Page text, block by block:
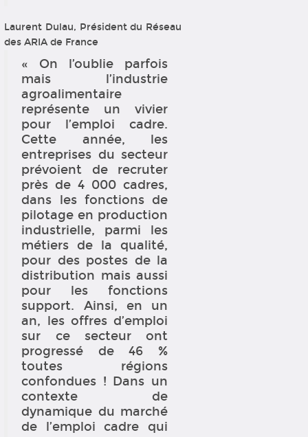
Laurent Dulau, Président du Réseau
des ARIA de France
« On l’oublie parfois
mais l’industrie
agroalimentaire
représente un vivier
pour l’emploi cadre.
Cette année, les
entreprises du secteur
prévoient de recruter
près de 4 000 cadres,
dans les fonctions de
pilotage en production
industrielle, parmi les
métiers de la qualité,
pour des postes de la
distribution mais aussi
pour les fonctions
support. Ainsi, en un
an, les offres d’emploi
sur ce secteur ont
progressé de 46 %
toutes régions
confondues ! Dans un
contexte de
dynamique du marché
de l’emploi cadre qui